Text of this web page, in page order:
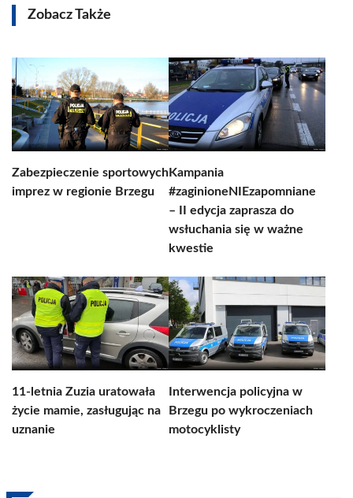
Zobacz Także
Zabezpieczenie sportowych
imprez w regionie Brzegu
Kampania
#zaginioneNIEzapomniane
– II edycja zaprasza do
wsłuchania się w ważne
kwestie
11-letnia Zuzia uratowała
życie mamie, zasługując na
uznanie
Interwencja policyjna w
Brzegu po wykroczeniach
motocyklisty